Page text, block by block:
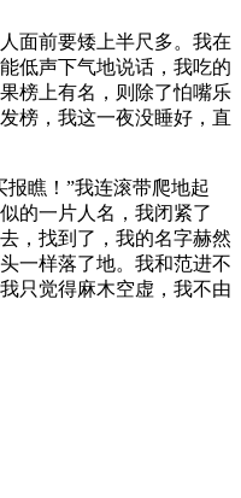
面前要矮上半尺多。我在
低声下气地说话，我吃的
榜上有名，则除了怕嘴乐
榜，我这一夜没睡好，直
瞧！”我连滚带爬地起
的一片人名，我闭紧了
，找到了，我的名字赫然
一样落了地。我和范进不
只觉得麻木空虚，我不由